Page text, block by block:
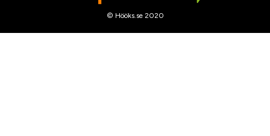
© Hööks.se 2020